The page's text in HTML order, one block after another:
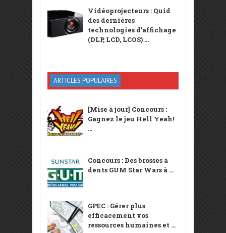
Vidéoprojecteurs : Quid
des dernières
technologies d’affichage
(DLP, LCD, LCOS) ...
ARTICLES POPULAIRES
[Mise à jour] Concours :
Gagnez le jeu Hell Yeah!
...
Concours : Des brosses à
dents GUM Star Wars à ...
GPEC : Gérer plus
efficacement vos
ressources humaines et ...